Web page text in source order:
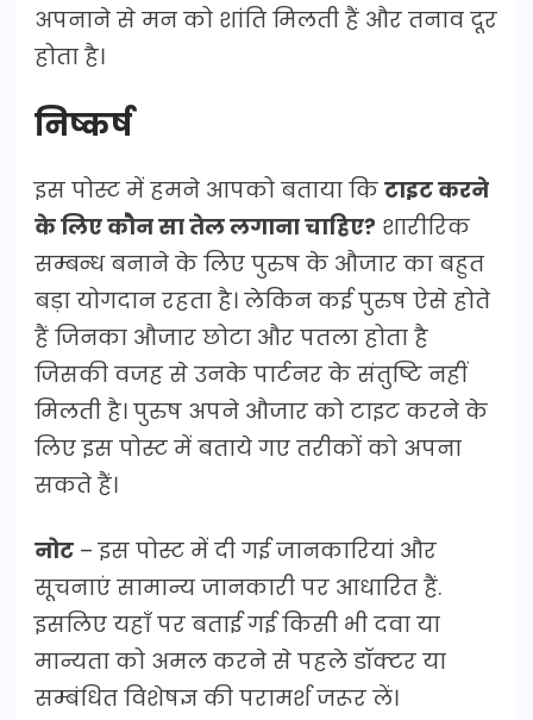
अपनाने से मन को शांति मिलती हैं और तनाव दूर
होता है।
निष्कर्ष
इस पोस्ट में हमने आपको बताया कि टाइट करने
के लिए कौन सा तेल लगाना चाहिए? शारीरिक
सम्बन्ध बनाने के लिए पुरुष के औजार का बहुत
बड़ा योगदान रहता है। लेकिन कई पुरुष ऐसे होते
हैं जिनका औजार छोटा और पतला होता है
जिसकी वजह से उनके पार्टनर के संतुष्टि नहीं
मिलती है। पुरुष अपने औजार को टाइट करने के
लिए इस पोस्ट में बताये गए तरीकों को अपना
सकते हैं।
नोट – इस पोस्ट में दी गई जानकारियां और
सूचनाएं सामान्य जानकारी पर आधारित हैं.
इसलिए यहाँ पर बताई गई किसी भी दवा या
मान्यता को अमल करने से पहले डॉक्टर या
सम्बंधित विशेषज्ञ की परामर्श जरूर लें।